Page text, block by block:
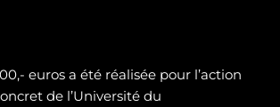
euros a été réalisée pour l’action
de l’Université du